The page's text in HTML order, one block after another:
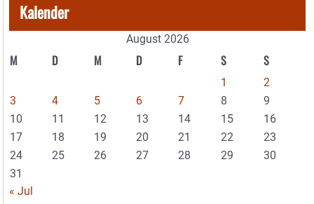
Kalender
August 2026
M D M D F S S
1
2
3
4 5 6 7 8
9
10
11 12 13 14 15
16
17
18 19 20 21 22
23
24
25 26 27 28 29
30
31
« Jul